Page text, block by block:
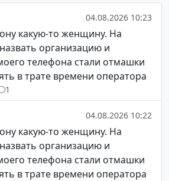
04.08.2026 10:23
какую-то женщину. На
организацию и
телефона стали отмашки
в трате времени оператора
1
04.08.2026 10:22
какую-то женщину. На
организацию и
телефона стали отмашки
в трате времени оператора